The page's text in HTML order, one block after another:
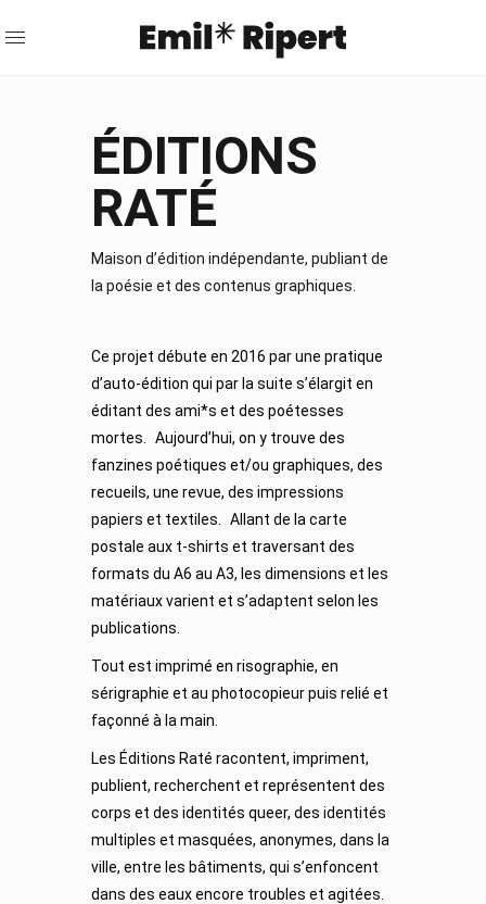
ÉDITIONS
RATÉ
Maison d’édition indépendante, publiant de
la poésie et des contenus graphiques.
Ce projet débute en 2016 par une pratique
d’auto-édition qui par la suite s’élargit en
éditant des ami*s et des poétesses
mortes. Aujourd’hui, on y trouve des
fanzines poétiques et/ou graphiques, des
recueils, une revue, des impressions
papiers et textiles. Allant de la carte
postale aux t-shirts et traversant des
formats du A6 au A3, les dimensions et les
matériaux varient et s’adaptent selon les
publications.
Tout est imprimé en risographie, en
sérigraphie et au photocopieur puis relié et
façonné à la main.
Les Éditions Raté racontent, impriment,
publient, recherchent et représentent des
corps et des identités queer, des identités
multiples et masquées, anonymes, dans la
ville, entre les bâtiments, qui s’enfoncent
dans des eaux encore troubles et agitées.